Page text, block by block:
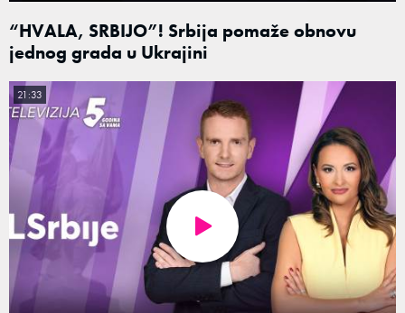
“HVALA, SRBIJO”! Srbija pomaže obnovu
jednog grada u Ukrajini
21:33